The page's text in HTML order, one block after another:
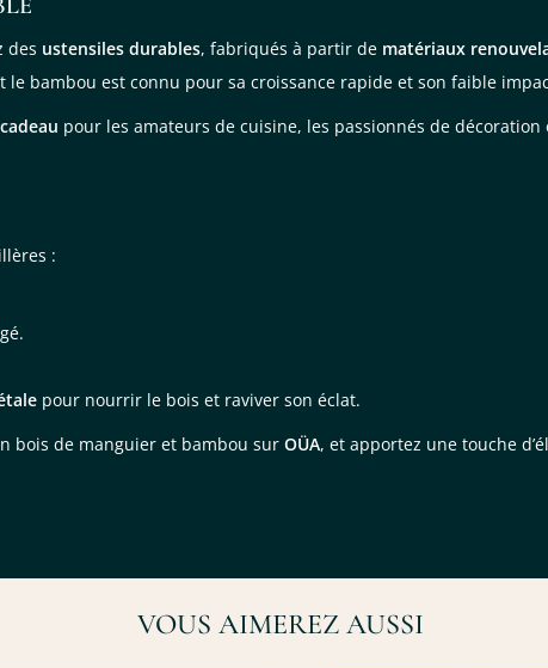
des ustensiles durables, fabriqués à partir de matériaux
bambou est connu pour sa croissance rapide et son faible
pour les amateurs de cuisine, les passionnés de
:
pour nourrir le bois et raviver son éclat.
bois de manguier et bambou sur OÜA, et apportez une touche
VOUS AIMEREZ AUSSI